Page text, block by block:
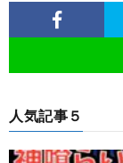
人気記事５